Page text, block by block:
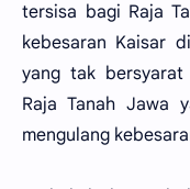
tersisa bagi Raja
kebesaran Kaisar
yang tak bersyarat
Raja Tanah Jawa
mengulang